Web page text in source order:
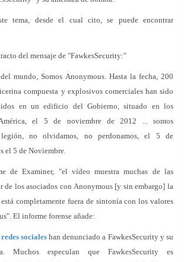
tema, desde el cual cito, se puede encontrar
del mensaje de "FawkesSecurity:"
mundo, Somos Anonymous. Hasta la fecha, 200
compuesta y explosivos comerciales han sido
en un edificio del Gobierno, situado en los
el 5 de noviembre de 2012 ... somos
legión, no olvidamos, no perdonamos, el 5 de
el 5 de Noviembre.
de Examiner, "el vídeo muestra muchas de las
de los asociados con Anonymous [y sin embargo] la
completamente fuera de sintonía con los valores
El informe forense añade:
redes socialeshan denunciado a FawkesSecurity y su
Muchos especulan que FawkesSecurity es